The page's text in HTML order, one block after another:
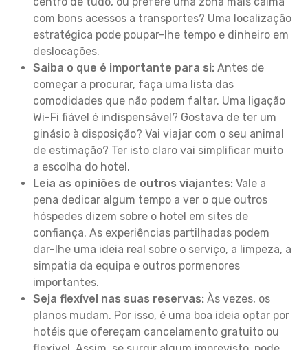
com bons acessos a transportes? Uma localização
estratégica pode poupar-lhe tempo e dinheiro em
deslocações.
Saiba o que é importante para si: Antes de
começar a procurar, faça uma lista das
comodidades que não podem faltar. Uma ligação
Wi-Fi fiável é indispensável? Gostava de ter um
ginásio à disposição? Vai viajar com o seu animal
de estimação? Ter isto claro vai simplificar muito
a escolha do hotel.
Leia as opiniões de outros viajantes: Vale a
pena dedicar algum tempo a ver o que outros
hóspedes dizem sobre o hotel em sites de
confiança. As experiências partilhadas podem
dar-lhe uma ideia real sobre o serviço, a limpeza, a
simpatia da equipa e outros pormenores
importantes.
Seja flexível nas suas reservas: Às vezes, os
planos mudam. Por isso, é uma boa ideia optar por
hotéis que ofereçam cancelamento gratuito ou